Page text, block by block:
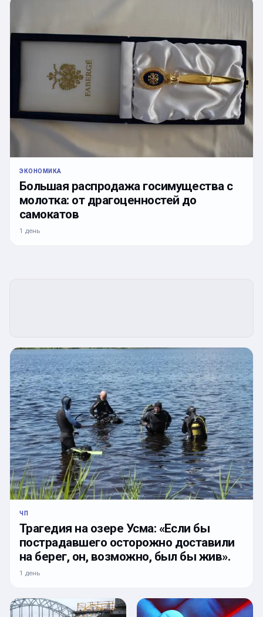
ЭКОНОМИКА
Большая распродажа госимущества с
молотка: от драгоценностей до
самокатов
1 день
ЧП
Трагедия на озере Усма: «Если бы
пострадавшего осторожно доставили
на берег, он, возможно, был бы жив».
1 день